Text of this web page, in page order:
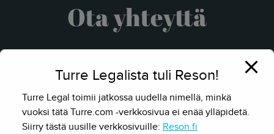
Ota yhteyttä
Turre Legalista tuli Reson!
Turre Legal toimii jatkossa uudella nimellä, minkä
vuoksi tätä Turre.com -verkkosivua ei enää ylläpidetä.
Siirry tästä uusille verkkosivuille: Reson.fi